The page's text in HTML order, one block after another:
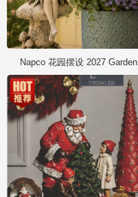
Napco 花园摆设 2027 Garden